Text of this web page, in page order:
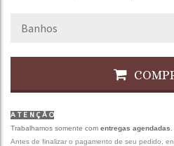
A T E N Ç Ã O
Trabalhamos somente com entregas agendadas
Antes de finalizar o pagamento de seu pedido,